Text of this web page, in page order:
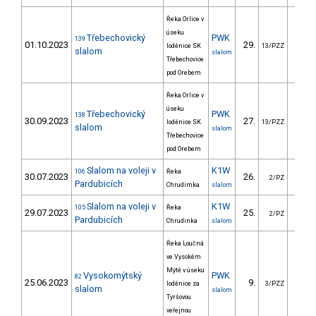
01.10.2023
139 Třebechovický
slalom
Řeka Orlice v
úseku
loděnice SK
Třebechovice
pod Orebem
PWK
slalom
29. 13/PZZ
30.09.2023
138 Třebechovický
slalom
Řeka Orlice v
úseku
loděnice SK
Třebechovice
pod Orebem
PWK
slalom
27. 13/PZZ
30.07.2023 106 Slalom na voleji v
Pardubicích
Řeka
Chrudimka
K1W
slalom
26. 2/PZ
29.07.2023 105 Slalom na voleji v
Pardubicích
Řeka
Chrudinka
K1W
slalom
25. 2/PZ
25.06.2023
82 Vysokomýtský
slalom
Řeka Loučná
ve Vysokém
Mýtě v úseku
loděnice za
Tyršovou
veřejnou
PWK
slalom
9. 3/PZZ